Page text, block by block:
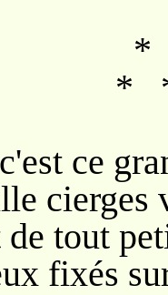
ce
cierges
tout
fixés